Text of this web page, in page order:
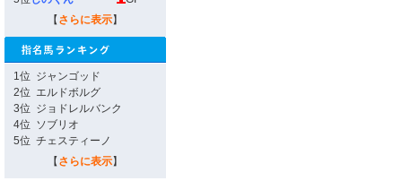
【 さらに表示】
1位 ジャンゴッド
2位 エルドボルグ
3位 ジョドレルバンク
4位 ソブリオ
5位 チェスティーノ
【 さらに表示】